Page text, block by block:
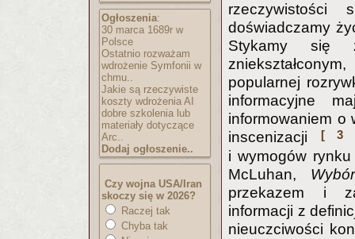
Ogłoszenia:
30 marca 1689r w
Polsce
Ostatnio rozważam
wdrożenie Symfonii w
chmu..
Jakie są rzeczywiste
koszty wdrożenia AI
dobre szkolenia lub
materiały dotyczące
Arc..
Dodaj ogłoszenie..
Czy wojna USA/Iran
skoczy się w 2026?
Raczej tak
Chyba tak
doświadczamy
Stykamy się z
popularnej
informacyjne
informowaniem o
inscenizacji
[ 3
i wymogów
McLuhan,
przekazem i
informacji z
nieuczciwości